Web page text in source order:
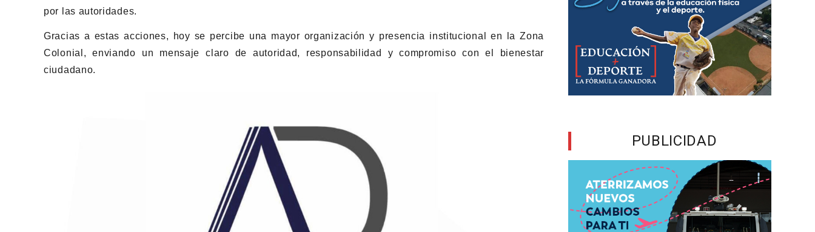
por las autoridades.
Gracias a estas acciones, hoy se percibe una mayor organización y presencia institucional en la Zona
Colonial, enviando un mensaje claro de autoridad, responsabilidad y compromiso con el bienestar
ciudadano.
PUBLICIDAD